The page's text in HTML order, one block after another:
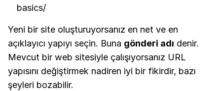
basics/
Yeni bir site oluşturuyorsanız en net ve en
açıklayıcı yapıyı seçin. Buna gönderi adı denir.
Mevcut bir web sitesiyle çalışıyorsanız URL
yapısını değiştirmek nadiren iyi bir fikirdir, bazı
şeyleri bozabilir.